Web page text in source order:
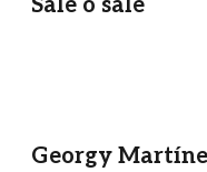
Sale o sale
Georgy